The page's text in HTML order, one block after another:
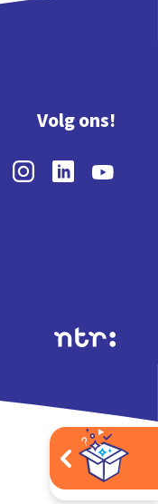
Volg ons!
Extra's